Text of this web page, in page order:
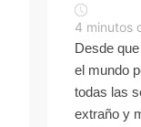
4 minutos
Desde
el mundo
todas las
extraño y